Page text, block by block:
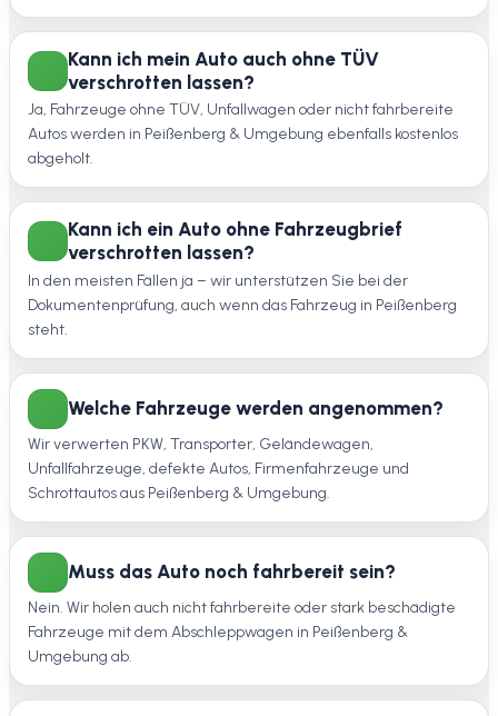
Kann ich mein Auto auch ohne TÜV
verschrotten lassen?
Ja, Fahrzeuge ohne TÜV, Unfallwagen oder nicht fahrbereite
Autos werden in Peißenberg & Umgebung ebenfalls kostenlos
abgeholt.
Kann ich ein Auto ohne Fahrzeugbrief
verschrotten lassen?
In den meisten Fällen ja – wir unterstützen Sie bei der
Dokumentenprüfung, auch wenn das Fahrzeug in Peißenberg
steht.
Welche Fahrzeuge werden angenommen?
Wir verwerten PKW, Transporter, Geländewagen,
Unfallfahrzeuge, defekte Autos, Firmenfahrzeuge und
Schrottautos aus Peißenberg & Umgebung.
Muss das Auto noch fahrbereit sein?
Nein. Wir holen auch nicht fahrbereite oder stark beschädigte
Fahrzeuge mit dem Abschleppwagen in Peißenberg &
Umgebung ab.